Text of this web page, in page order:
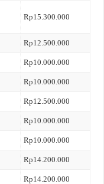
Rp15.300.000
Rp12.500.000
Rp10.000.000
Rp10.000.000
Rp12.500.000
Rp10.000.000
Rp10.000.000
Rp14.200.000
Rp14.200.000